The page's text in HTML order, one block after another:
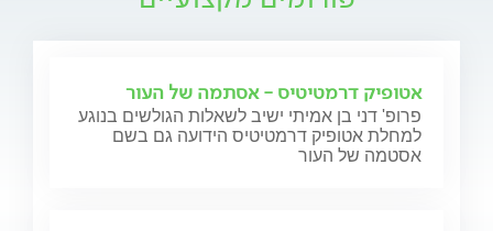
אטופיק דרמטיטיס - אסתמה של העור
פרופ' דני בן אמיתי ישיב לשאלות הגולשים בנוגע
למחלת אטופיק דרמטיטיס הידועה גם בשם
אסטמה של העור